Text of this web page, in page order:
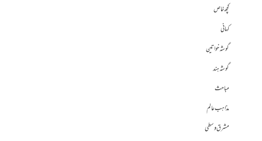
کچھ خاص
کہانی
گوشہ خواتین
گوشہ ہند
مباحث
مذاہب عالم
مشرق وسطی